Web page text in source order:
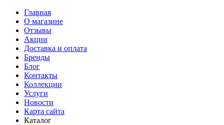
Главная
О магазине
Отзывы
Акции
Доставка и оплата
Бренды
Блог
Контакты
Коллекции
Услуги
Новости
Карта сайта
Каталог